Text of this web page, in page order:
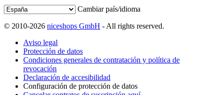
Cambiar país/idioma
© 2010-2026 niceshops GmbH - All rights reserved.
Aviso legal
Protección de datos
Condiciones generales de contratación y política de
revocación
Declaración de accesibilidad
Configuración de protección de datos